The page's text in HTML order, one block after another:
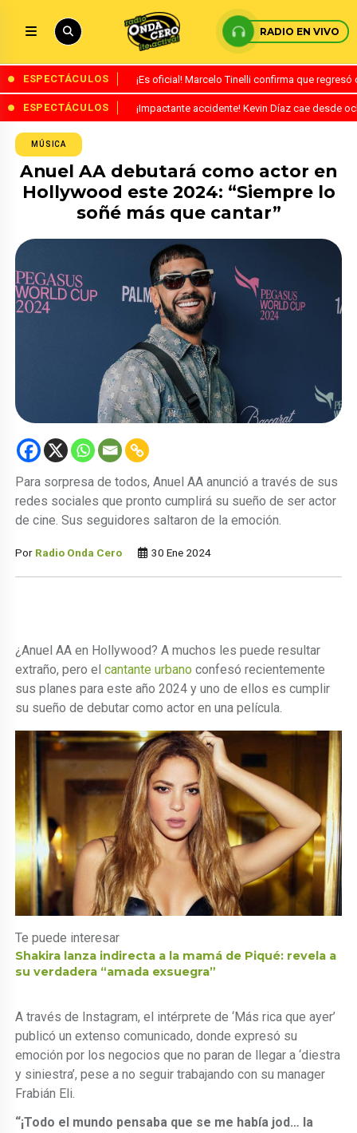
RADIO EN VIVO
ESPECTÁCULOS ¡Es oficial! Marcelo Tinelli confirma que
ESPECTÁCULOS ¡Impactante accidente! Kevin Díaz cae desde
MÚSICA
Anuel AA debutará como actor en
Hollywood este 2024: “Siempre lo
soñé más que cantar”
Para sorpresa de todos, Anuel AA anunció a través de sus
redes sociales que pronto cumplirá su sueño de ser actor
de cine. Sus seguidores saltaron de la emoción.
Por Radio Onda Cero 30 Ene 2024
¿Anuel AA en Hollywood? A muchos les puede resultar
extraño, pero elcantante urbano confesó recientemente
sus planes para este año 2024 y uno de ellos es cumplir
su sueño de debutar como actor en una película.
Te puede interesar
Shakira lanza indirecta a la mamá de Piqué: revela a
su verdadera “amada exsuegra”
A través de Instagram, el intérprete de ‘Más rica que ayer’
publicó un extenso comunicado, donde expresó su
emoción por los negocios que no paran de llegar a ‘diestra
y siniestra’, pese a no seguir trabajando con su manager
Frabián Eli.
“¡Todo el mundo pensaba que se me había jod… la